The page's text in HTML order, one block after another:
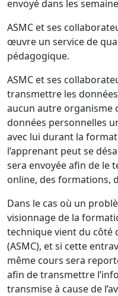
envoyé dans les
ASMC et ses
œuvre un service de
pédagogique.
ASMC et ses
transmettre les
aucun autre organisme
données personnelles
avec lui durant la
l’apprenant peut se
sera envoyée afin de le
online, des formations,
Dans le cas où un
visionnage de la
technique vient du
(ASMC), et si cette
même cours sera
afin de transmettre
transmise à cause de